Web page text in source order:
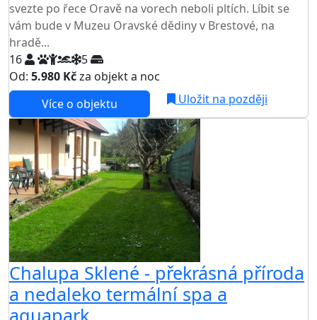
svezte po řece Oravě na vorech neboli pltích. Líbit se
vám bude v Muzeu Oravské dědiny v Brestové, na
hradě...
16
5
Od: 5.980 Kčza objekt a noc
Více o objektu Uložit na později
Chalupa Sklené - překrásná příroda
a nedaleko termální spa a
aquapark